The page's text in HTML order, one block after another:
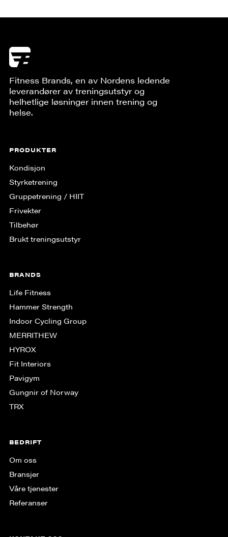
Fitness Brands, en av Nordens ledende
leverandører av treningsutstyr og
helhetlige løsninger innen trening og
helse.
PRODUKTER
Kondisjon
Styrketrening
Gruppe­trening / HIIT
Frivekter
Tilbehør
Brukt treningsutstyr
BRANDS
Life Fitness
Hammer Strength
Indoor Cycling Group
MERRITHEW
HYROX
Fit Interiors
Pavigym
Gungnir of Norway
TRX
BEDRIFT
Om oss
Bransjer
Våre tjenester
Referanser